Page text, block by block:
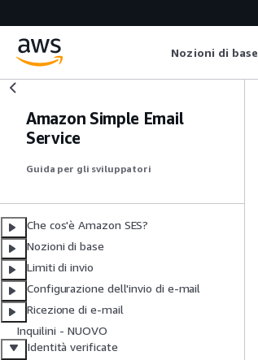
Nozioni di base
Amazon Simple Email
Service
Guida per gli sviluppatori
Che cos'è Amazon SES?
Nozioni di base
Limiti di invio
Configurazione dell'invio di e-mail
Ricezione di e-mail
Inquilini - NUOVO
Identità verificate